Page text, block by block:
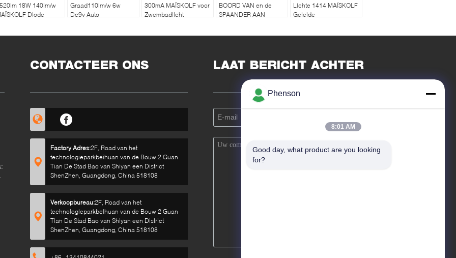
18W 140lm/w
Diode
Graad110lm/w 6w
Dc9v Auto
300mA MAÏSKOLF voor
Zwembadlicht
BOORD VAN en de
SPAANDER AAN
Lichte 1414 MAÏSKOLF
Geleide
CONTACTEER ONS
Factory Adres:2F, Road van het
technologieparkbeihuan van de Bouw 2 Guan
Tian De Stad Bao van Shiyan een District
ShenZhen, Guangdong, China 518108
Verkoopbureau:2F, Road van het
technologieparkbeihuan van de Bouw 2 Guan
Tian De Stad Bao van Shiyan een District
ShenZhen, Guangdong, China 518108
LAAT BERICHT ACHTER
Phenson
8:01 AM
Good day, what product are you looking
for?